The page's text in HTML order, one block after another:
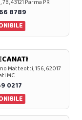
43121 Parma PR
8789
Matteotti, 156, 62017
MC
0217